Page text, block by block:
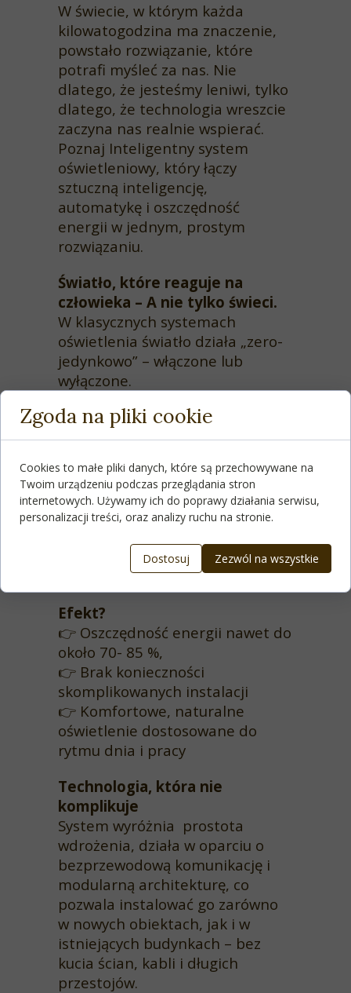
W świecie, w którym każda
kilowatogodzina ma znaczenie,
powstało rozwiązanie, które
potrafi myśleć za nas. Nie
dlatego, że jesteśmy leniwi, tylko
dlatego, że technologia wreszcie
zaczyna nas realnie wspierać.
Poznaj Inteligentny system
oświetleniowy, który łączy
sztuczną inteligencję,
automatykę i oszczędność
energii w jednym, prostym
rozwiązaniu.
Światło, które reaguje na
człowieka – A nie tylko świeci.
W klasycznych systemach
oświetlenia światło działa „zero-
jedynkowo” – włączone lub
wyłączone.
faktycznie przebywa w danym
pomieszczeniu, ile światła
dziennego wpada do wnętrza i
jakie natężenie jest potrzebne w
danym momencie. Wszystko to
dzięki sieci czujników i
które komunikują się
bezprzewodowo.
Efekt?
👉 Oszczędność energii nawet do
około 70- 85 %,
👉 Brak konieczności
skomplikowanych instalacji
👉 Komfortowe, naturalne
oświetlenie dostosowane do
rytmu dnia i pracy
Technologia, która nie
komplikuje
System wyróżnia prostota
wdrożenia, działa w oparciu o
bezprzewodową komunikację i
modularną architekturę, co
pozwala instalować go zarówno
w nowych obiektach, jak i w
istniejących budynkach – bez
kucia ścian, kabli i długich
przestojów.
Zgoda na pliki cookie
Cookies to małe pliki danych, które są przechowywane na
Twoim urządzeniu podczas przeglądania stron
internetowych. Używamy ich do poprawy działania serwisu,
personalizacji treści, oraz analizy ruchu na stronie.
Dostosuj Zezwól na wszystkie